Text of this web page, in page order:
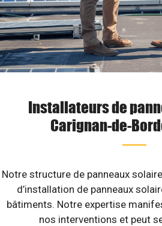
Installateurs de
Carignan-de-
Notre structure de panneaux
d’installation de panneaux
bâtiments. Notre expertise
nos interventions et peut